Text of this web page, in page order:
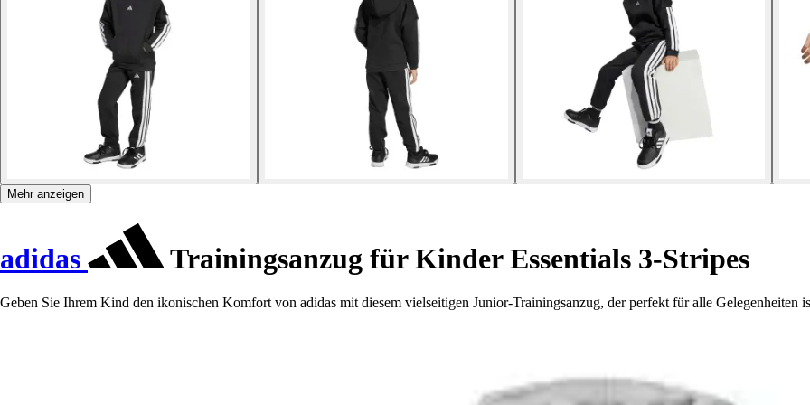
Mehr anzeigen
adidas Trainingsanzug für Kinder Essentials 3-Stripes
Geben Sie Ihrem Kind den ikonischen Komfort von adidas mit diesem vielseitigen Junior-Trainingsanzug, der perfekt für alle Gelegenheiten